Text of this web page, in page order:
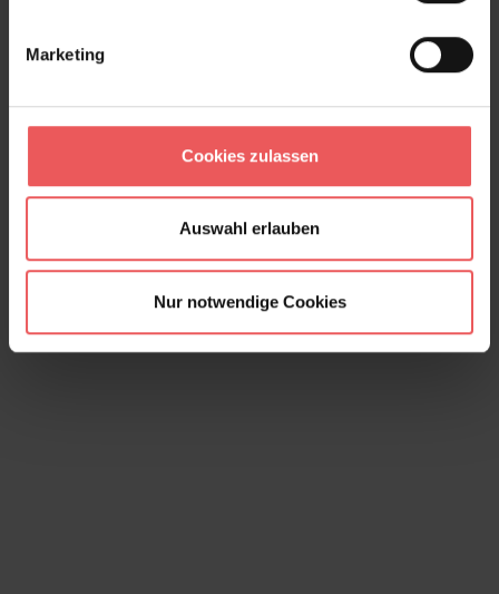
Marketing
Cookies zulassen
Auswahl erlauben
Nur notwendige Cookies
Holztapete, birke